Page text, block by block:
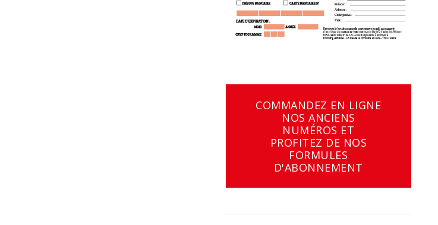
COMMANDEZ EN LIGNE
NOS ANCIENS
NUMÉROS ET
PROFITEZ DE NOS
FORMULES
D'ABONNEMENT